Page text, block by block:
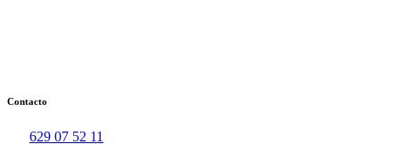
Contacto
629 07 52 11